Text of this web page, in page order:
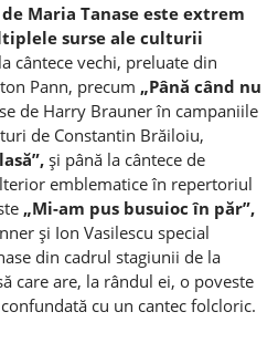
Maria Tanase este extrem
surse ale culturii
cântece vechi, preluate din
Pann, precum „Până când nu
de Harry Brauner în campaniile
de Constantin Brăiloiu,
şi până la cântece de
emblematice în repertoriul
„Mi-am pus busuioc în păr”,
şi Ion Vasilescu special
din cadrul stagiunii de la
care are, la rândul ei, o poveste
cu un cantec folcloric.